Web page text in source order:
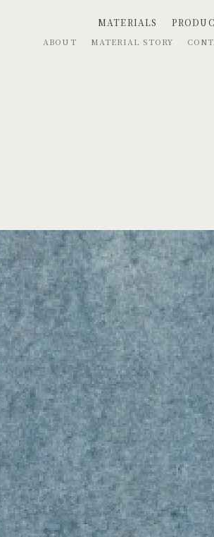
MATERIALS
ABOUT MATERIAL STORY